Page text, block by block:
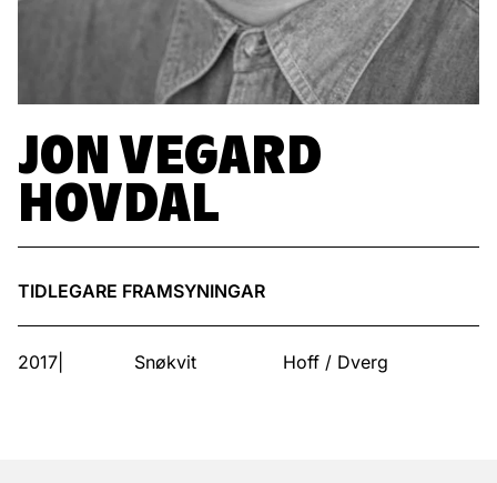
JON VEGARD
HOVDAL
TIDLEGARE FRAMSYNINGAR
2017| Snøkvit Hoff / Dverg